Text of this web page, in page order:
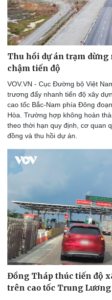
Thu hồi dự án trạm dừng
chậm tiến độ
VOV.VN - Cục Đường bộ Việt
trương đẩy nhanh tiến độ xây
cao tốc Bắc-Nam phía Đông
Hòa. Trường hợp không hoàn
theo thời hạn quy định, cơ quan
đồng và thu hồi dự án.
Đồng Tháp thúc tiến độ
trên cao tốc Trung